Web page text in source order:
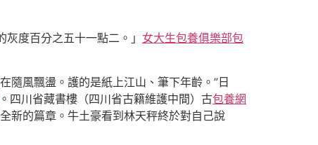
度百分之五十一點二。」 女大生包養俱樂部包
隨風飄盪。護的是紙上江山、筆下年齡。”日
。四川省藏書樓（四川省古籍維護中間）古包養網
新的篇章。牛土豪看到林天秤終於對自己說